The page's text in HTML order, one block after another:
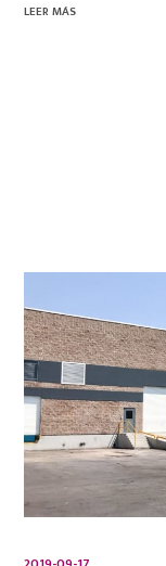
LEER MÁS